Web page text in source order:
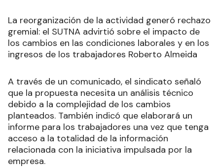
La reorganización de la actividad generó rechazo
gremial: el SUTNA advirtió sobre el impacto de
los cambios en las condiciones laborales y en los
ingresos de los trabajadores Roberto Almeida
A través de un comunicado, el sindicato señaló
que la propuesta necesita un análisis técnico
debido a la complejidad de los cambios
planteados. También indicó que elaborará un
informe para los trabajadores una vez que tenga
acceso a la totalidad de la información
relacionada con la iniciativa impulsada por la
empresa.